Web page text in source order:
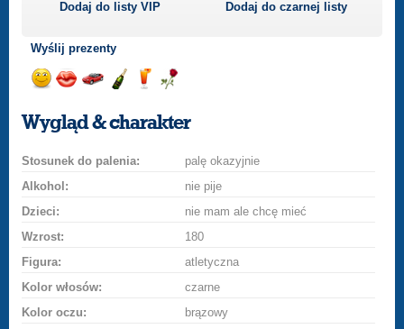
Dodaj do listyVIP Dodaj do czarnej listy
Wyślij prezenty
uśmiech
buziakasamochodem
szampana
drinka
różę
Wygląd & charakter
Stosunek do palenia:
palę okazyjnie
Alkohol:
nie pije
Dzieci:
nie mam ale chcę mieć
Wzrost:
180
Figura:
atletyczna
Kolor włosów:
czarne
Kolor oczu:
brązowy